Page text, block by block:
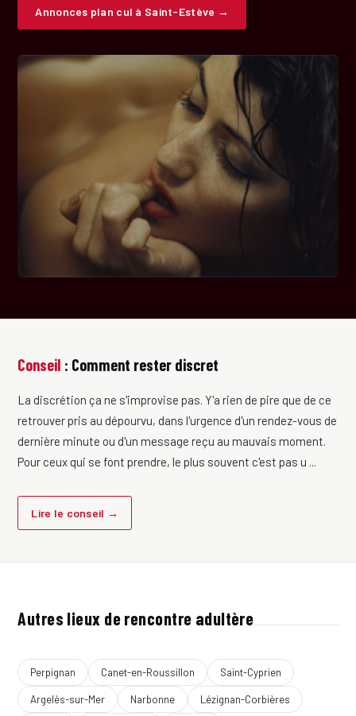
Annonces plan cul à Saint-Estève →
Conseil : Comment rester discret
La discrétion ça ne s'improvise pas. Y'a rien de pire que de ce
retrouver pris au dépourvu, dans l'urgence d'un rendez-vous de
dernière minute ou d'un message reçu au mauvais moment.
Pour ceux qui se font prendre, le plus souvent c'est pas u ...
Lire le conseil →
Autres lieux de rencontre adultère
Perpignan Canet-en-Roussillon Saint-Cyprien
Argelès-sur-Mer Narbonne Lézignan-Corbières